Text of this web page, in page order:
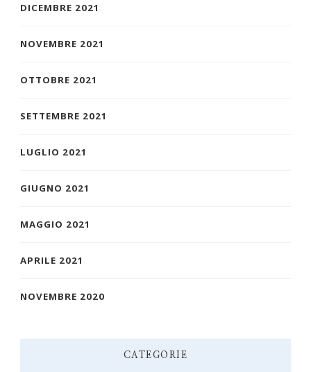
DICEMBRE 2021
NOVEMBRE 2021
OTTOBRE 2021
SETTEMBRE 2021
LUGLIO 2021
GIUGNO 2021
MAGGIO 2021
APRILE 2021
NOVEMBRE 2020
CATEGORIE